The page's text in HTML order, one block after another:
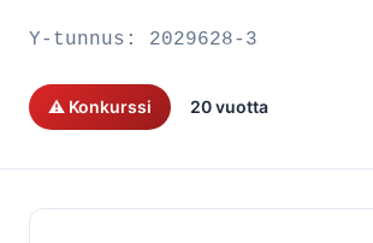
Y-tunnus: 2029628-3
⚠️ Konkurssi 20 vuotta